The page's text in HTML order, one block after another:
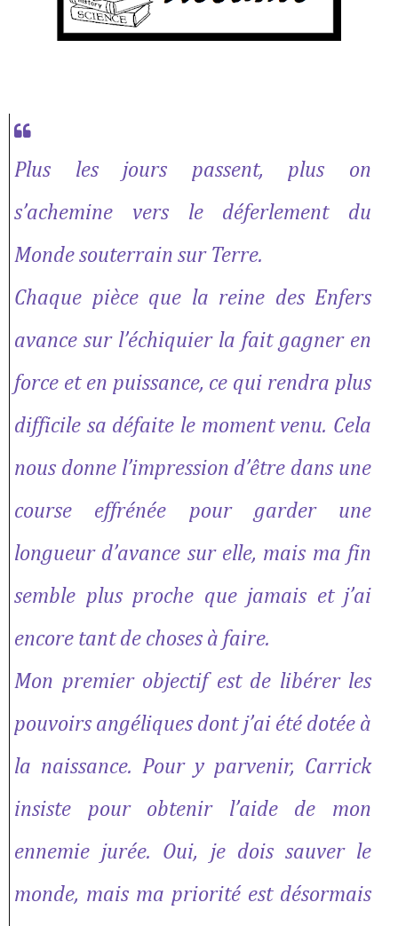
Plus les jours passent, plus on
s’achemine vers le déferlement du
Monde souterrain sur Terre.
Chaque pièce que la reine des Enfers
avance sur l’échiquier la fait gagner en
force et en puissance, ce qui rendra plus
difficile sa défaite le moment venu. Cela
nous donne l’impression d’être dans une
course effrénée pour garder une
longueur d’avance sur elle, mais ma fin
semble plus proche que jamais et j’ai
encore tant de choses à faire.
Mon premier objectif est de libérer les
pouvoirs angéliques dont j’ai été dotée à
la naissance. Pour y parvenir, Carrick
insiste pour obtenir l’aide de mon
ennemie jurée. Oui, je dois sauver le
monde, mais ma priorité est désormais